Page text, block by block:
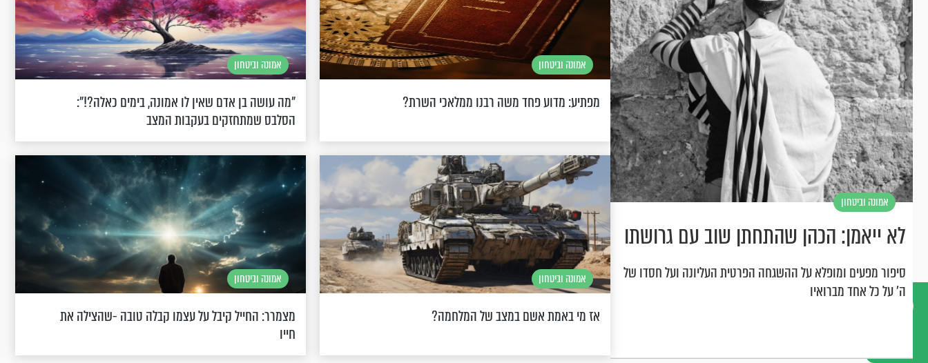
אמונה וביטחון
לא ייאמן: הכהן שהתחתן שוב עם גרושתו
סיפור מפעים ומופלא על ההשגחה הפרטית העליונה ועל חסדו של
ה' על כל אחד מברואיו
אמונה וביטחון
מפתיע: מדוע פחד משה רבנו ממלאכי השרת?
אמונה וביטחון
"מה עושה בן אדם שאין לו אמונה, בימים כאלה?!":
הסלבס שמתחזקים בעקבות המצב
אמונה וביטחון
אז מי באמת אשם במצב של המלחמה?
אמונה וביטחון
מצמרר: החייל קיבל על עצמו קבלה טובה -שהצילה את
חייו